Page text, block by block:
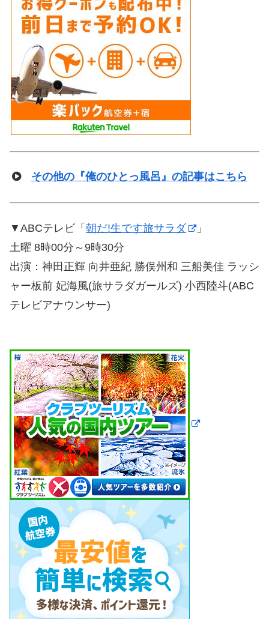
その他の『俺のひとっ風呂』の記事はこちら
▼ABCテレビ「 朝だ!生です旅サラダ
」
土曜 8時00分～9時30分
出演：神田正輝 向井亜紀 勝俣州和 三船美佳 ラッシ
ャー板前 妃海風(旅サラダガールズ) 小西陸斗(ABC
テレビアナウンサー)